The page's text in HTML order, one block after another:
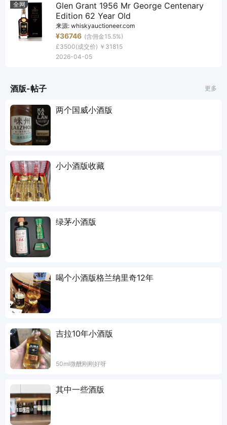
全网
Glen Grant 1956 Mr George Centenary
Edition 62 Year Old
来源: whiskyauctioneer.com
¥36746 (含佣金15.5%)
£3500(成交价) ￥31815
2026-04-05
酒版-帖子 更多
两个国威小酒版
小小酒版收藏
绿茅小酒版
喝个小酒版格兰纳里奇12年
吉拉10年小酒版
50ml微醺刚刚好呀
其中一些酒版